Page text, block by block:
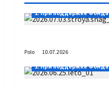
1. При поддержке Фонда
Polo
10.07.2026
1. При поддержке Фонда